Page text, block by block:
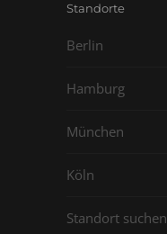
Standorte
Berlin
Hamburg
München
Köln
Standort suchen